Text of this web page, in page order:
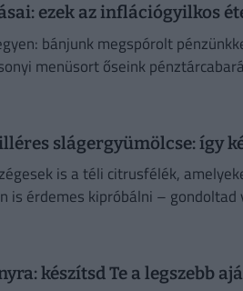
ezek az inflációgyilkos
bánjunk megspórolt
menüsort őseink
slágergyümölcse: így
is a téli citrusfélék,
is érdemes kipróbálni – gondoltad
készítsd Te a legszebb